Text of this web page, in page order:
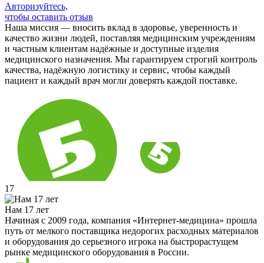
Авторизуйтесь,
чтобы оставить отзыв
Наша миссия — вносить вклад в здоровье, уверенность и
качество жизни людей, поставляя медицинским учреждениям
и частным клиентам надёжные и доступные изделия
медицинского назначения. Мы гарантируем строгий контроль
качества, надёжную логистику и сервис, чтобы каждый
пациент и каждый врач могли доверять каждой поставке.
17
Нам 17 лет
Начиная с 2009 года, компания «Интернет-медицина» прошла
путь от мелкого поставщика недорогих расходных материалов
и оборудования до серьезного игрока на быстрорастущем
рынке медицинского оборудования в России.